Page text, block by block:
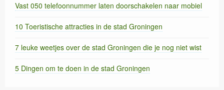
Vast 050 telefoonnummer laten doorschakelen naar mobiel
10 Toeristische attracties in de stad Groningen
7 leuke weetjes over de stad Groningen die je nog niet wist
5 Dingen om te doen in de stad Groningen